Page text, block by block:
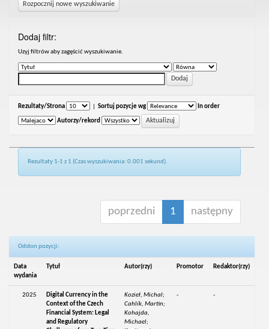
Rozpocznij nowe wyszukiwanie
Dodaj filtr:
Uzyj filtrów aby zagęścić wyszukiwanie.
Rezultaty/Strona Sortuj pozycje wg In order
Autorzy/rekord
Rezultaty 1-1 z 1 (Czas wyszukiwania: 0.001 sekund).
poprzedni 1 następny
Odsłon pozycji:
Data
wydania
Tytuł Autor(rzy) Promotor Redaktor(rzy)
2025
Digital Currency in the
Context of the Czech
Financial System: Legal
and Regulatory
Kozieł, Michal;
Cahlík, Martin;
Kohajda,
Michael;
- -